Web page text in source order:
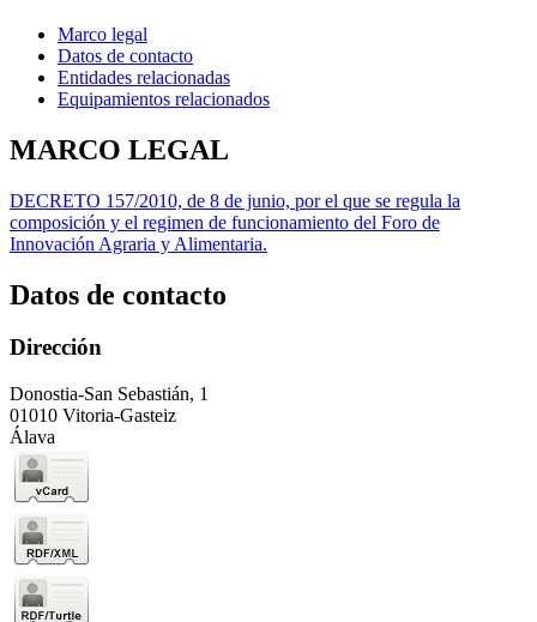
Marco legal
Datos de contacto
Entidades relacionadas
Equipamientos relacionados
MARCO LEGAL
DECRETO 157/2010, de 8 de junio, por el que se regula la
composición y el regimen de funcionamiento del Foro de
Innovación Agraria y Alimentaria.
Datos de contacto
Dirección
Donostia-San Sebastián, 1
01010 Vitoria-Gasteiz
Álava